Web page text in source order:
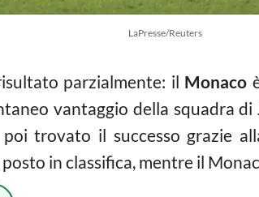
LaPresse/Reuters
parzialmente: il Monaco
vantaggio della squadra di
trovato il successo grazie
in classifica, mentre il